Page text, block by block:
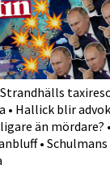
• Hallick blir
än mördare? •
• Schulmans